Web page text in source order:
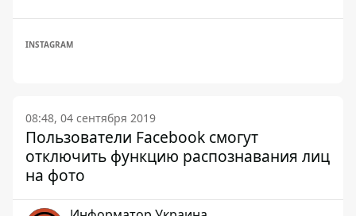
INSTAGRAM
08:48, 04 сентября 2019
Пользователи Facebook смогут
отключить функцию распознавания лиц
на фото